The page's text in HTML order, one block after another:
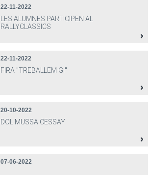
22-11-2022
LES ALUMNES PARTICIPEN AL
RALLYCLASSICS
22-11-2022
FIRA "TREBALLEM GI"
20-10-2022
DOL MUSSA CESSAY
07-06-2022